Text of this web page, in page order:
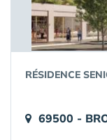
RÉSIDENCE
69500 -